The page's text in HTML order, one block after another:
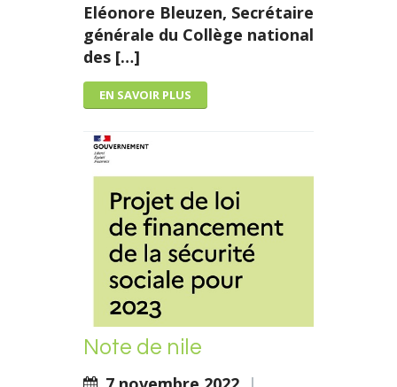
Eléonore Bleuzen, Secrétaire
générale du Collège national
des […]
EN SAVOIR PLUS
Note de nile